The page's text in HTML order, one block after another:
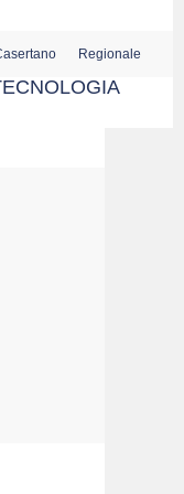
Regionale